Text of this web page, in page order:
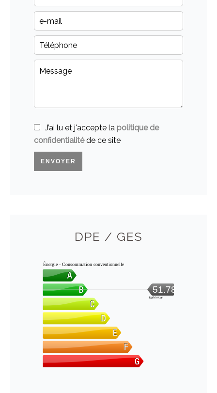
J’ai lu et j'accepte la politique de
confidentialitéde ce site
ENVOYER
DPE / GES
Énergie - Consommation conventionnelle
51.78
kWh/m².an